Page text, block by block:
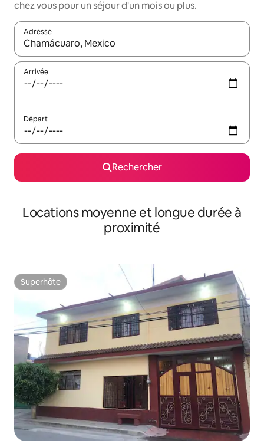
chez vous pour un séjour d'un mois ou plus.
Adresse
Lorsque les résultats s'affichent, utilisez les flèches vers le
Arrivée
Départ
Rechercher
Locations moyenne et longue durée à
proximité
Superhôte
Superhôte